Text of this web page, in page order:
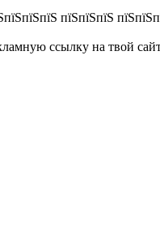
пїЅпїЅпїЅ
ссылку на твой